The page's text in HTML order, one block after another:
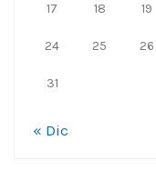
17 18 19
24 25 26
31
« Dic